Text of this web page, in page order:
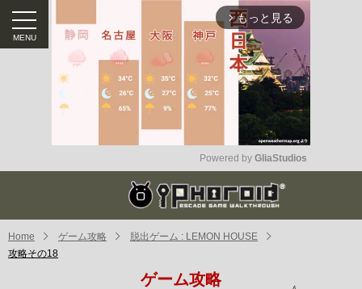
arrow_forward_ios もっと見る
Mute
Powered by GliaStudios
Home ゲーム攻略
脱出ゲーム : LEMON HOUSE
攻略その18
ゲーム攻略